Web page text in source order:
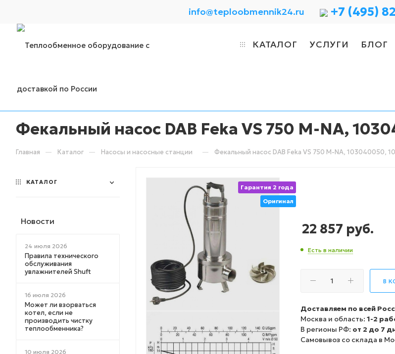
info@teploobmennik24.ru +7 (495)
КАТАЛОГ УСЛУГИ БЛОГ
Фекальный насос DAB Feka VS 750 M-NA,
Главная — Каталог — Насосы и насосные станции — Фекальный насос DAB Feka VS 750 M-NA, 103040050,
Гарантия 2 года
Оригинал
22 857 руб.
Есть в наличии
В
Доставляем по всей
Москва и область: 1-2
В регионы РФ: от 2 до 7
Самовывоз со склада в
КАТАЛОГ
Новости
24 июля 2026
Правила технического
обслуживания
увлажнителей Shuft
16 июля 2026
Может ли взорваться
котел, если не
производить чистку
теплообменника?
10 июля 2026